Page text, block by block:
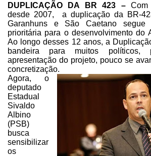
DUPLICAÇÃO DA BR 423 –Com
desde 2007,
a duplicação da BR-
Garanhuns e São Caetano segue
prioritária para o desenvolvimento do
Ao longo desses 12 anos, a
bandeira para muitos políticos,
apresentação do projeto, pouco se
concretização.
Agora, o
deputado
Estadual
Sivaldo
Albino
(PSB)
busca
sensibilizar
os